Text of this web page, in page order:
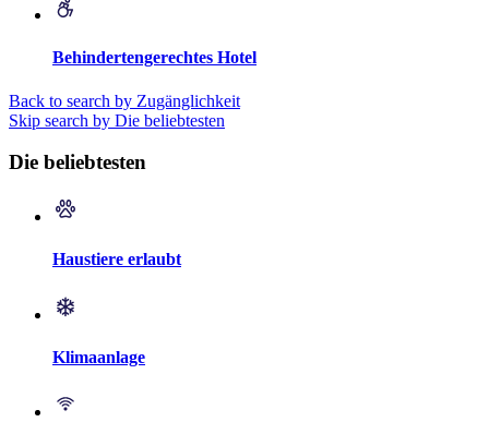
Behindertengerechtes Hotel
Back to search by Zugänglichkeit
Skip search by Die beliebtesten
Die beliebtesten
Haustiere erlaubt
Klimaanlage